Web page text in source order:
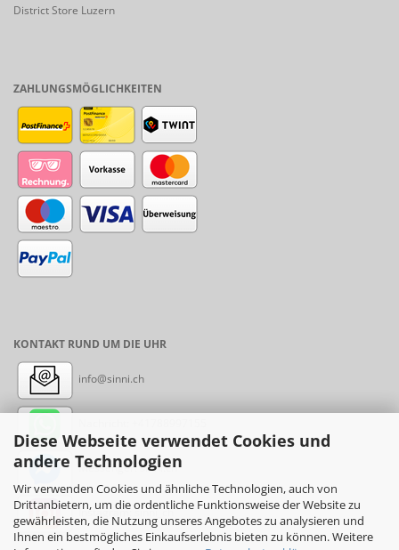
Diese Webseite verwendet Cookies und
andere Technologien
Wir verwenden Cookies und ähnliche Technologien, auch von
Drittanbietern, um die ordentliche Funktionsweise der Website zu
gewährleisten, die Nutzung unseres Angebotes zu analysieren und
Ihnen ein bestmögliches Einkaufserlebnis bieten zu können. Weitere
District Store Luzern
ZAHLUNGSMÖGLICHKEITEN
KONTAKT RUND UM DIE UHR
info@sinni.ch
Messenger: sinni.ch
Instagram: sinni_ch